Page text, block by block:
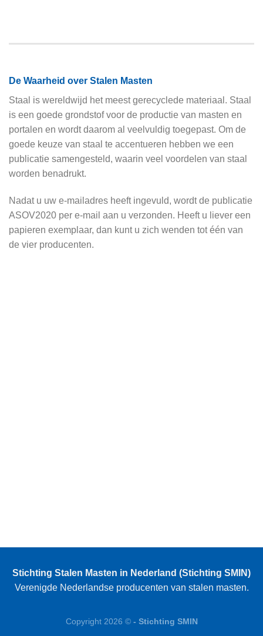
De Waarheid over Stalen Masten
Staal is wereldwijd het meest gerecyclede materiaal. Staal
is een goede grondstof voor de productie van masten en
portalen en wordt daarom al veelvuldig toegepast. Om de
goede keuze van staal te accentueren hebben we een
publicatie samengesteld, waarin veel voordelen van staal
worden benadrukt.
Nadat u uw e-mailadres heeft ingevuld, wordt de publicatie
ASOV2020 per e-mail aan u verzonden. Heeft u liever een
papieren exemplaar, dan kunt u zich wenden tot één van
de vier producenten.
Stichting Stalen Masten in Nederland (Stichting SMIN)
Verenigde Nederlandse producenten van stalen masten.
Copyright 2026 © - Stichting SMIN